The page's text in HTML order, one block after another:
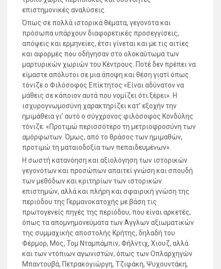
επιστημονικές αναλύσεις.
Όπως σε πολλά ιστορικά θέματα, γεγονότα και
πρόσωπα υπάρχουν διαφορετικές προσεγγίσεις,
απόψεις και ερμηνείες, έτσι γίνεται και με τις αιτίες
και αφορμές που οδήγησαν στο ολοκαύτωμα των
μαρτυρικών χωριών του Κέντρους. Ποτέ δεν πρέπει να
είμαστε απόλυτοι σε μια άποψη και θέση γιατί όπως
τόνιζε ο Φιλόσοφος Επίκτητος «Είναι αδύνατον να
μάθεις σε κάποιον αυτά που νομίζει ότι ξέρει». Η
ισχυρογνωμοσύνη χαρακτηρίζει κατ’ εξοχήν την
ημιμάθεια γι’ αυτό ο σύγχρονος φιλόσοφος Κονδύλης
τόνιζε: «Προτιμώ περισσότερο τη μετριοφροσύνη των
αμόρφωτων. Όμως, από το θράσος των ημιμαθών,
προτιμώ τη ματαιοδοξία των πεπαιδευμένων».
Η σωστή κατανόηση και αξιολόγηση των ιστορικών
γεγονότων και προσώπων απαιτεί γνώση και σπουδή
των μεθόδων και κριτηρίων των ιστορικών
επιστημών, αλλά και πλήρη και σφαιρική γνώση της
περιόδου της Γερμανοκατοχής με βάση τις
πρωτογενείς πηγές της περιόδου, που είναι αρκετές,
όπως τα απομνημονεύματα των Άγγλων αξιωματικών
της συμμαχικής αποστολής Κρήτης, δηλαδή του
Φέρμορ, Μος, Τομ Νταμπάμπιν, Φήλντιχ, Χιουζ, αλλά
και των ντόπιων αγωνιστών, όπως των Οπλαρχηγών
Μπαντουβά, Πετρακογιώργη, Τζιφάκη, Ψυχουντάκη,